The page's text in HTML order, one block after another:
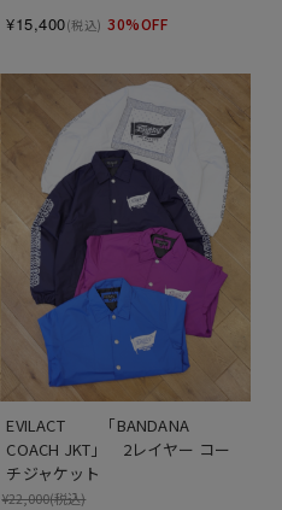
¥15,400(税込) 30%OFF
EVILACT 　　「BANDANA
COACH JKT」　2レイヤー コー
チジャケット
¥22,000(税込)